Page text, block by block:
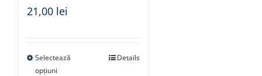
21,00 lei
Selectează
opțiuni
Details